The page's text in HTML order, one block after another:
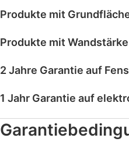
Produkte mit
Produkte mit
2 Jahre Garantie auf
1 Jahr Garantie auf